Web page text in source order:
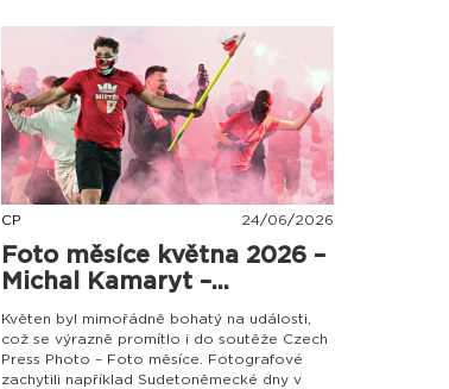
CP 24/06/2026
Foto měsíce května 2026 –
Michal Kamaryt –...
Květen byl mimořádně bohatý na události,
což se výrazně promítlo i do soutěže Czech
Press Photo – Foto měsíce. Fotografové
zachytili například Sudetoněmecké dny v